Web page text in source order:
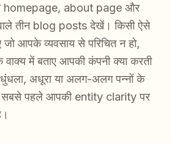
homepage, about page और
तीन blog posts देखें। किसी ऐसे
जो आपके व्यवसाय से परिचित न हो,
में बताए आपकी कंपनी क्या करती
अधूरा या अलग-अलग पन्नों के
सबसे पहले आपकी entity clarity पर